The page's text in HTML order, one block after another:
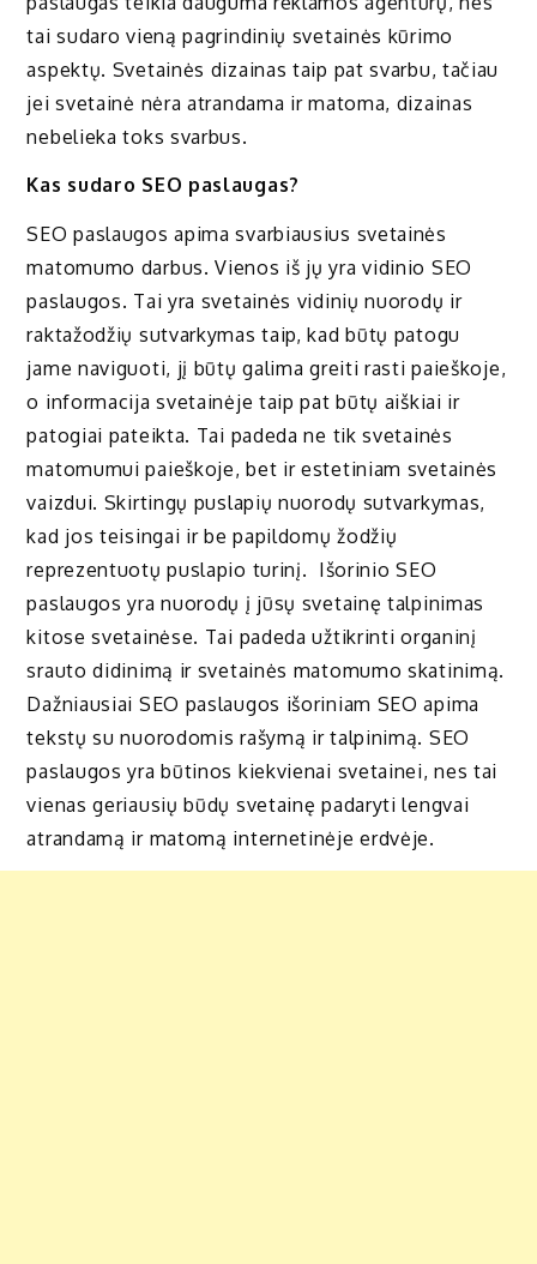
tai sudaro vieną pagrindinių svetainės kūrimo
aspektų. Svetainės dizainas taip pat svarbu, tačiau
jei svetainė nėra atrandama ir matoma, dizainas
nebelieka toks svarbus.
Kas sudaro SEO paslaugas?
SEO paslaugos apima svarbiausius svetainės
matomumo darbus. Vienos iš jų yra vidinio SEO
paslaugos. Tai yra svetainės vidinių nuorodų ir
raktažodžių sutvarkymas taip, kad būtų patogu
jame naviguoti, jį būtų galima greiti rasti paieškoje,
o informacija svetainėje taip pat būtų aiškiai ir
patogiai pateikta. Tai padeda ne tik svetainės
matomumui paieškoje, bet ir estetiniam svetainės
vaizdui. Skirtingų puslapių nuorodų sutvarkymas,
kad jos teisingai ir be papildomų žodžių
reprezentuotų puslapio turinį. Išorinio SEO
paslaugos yra nuorodų į jūsų svetainę talpinimas
kitose svetainėse. Tai padeda užtikrinti organinį
srauto didinimą ir svetainės matomumo skatinimą.
Dažniausiai SEO paslaugos išoriniam SEO apima
tekstų su nuorodomis rašymą ir talpinimą. SEO
paslaugos yra būtinos kiekvienai svetainei, nes tai
vienas geriausių būdų svetainę padaryti lengvai
atrandamą ir matomą internetinėje erdvėje.